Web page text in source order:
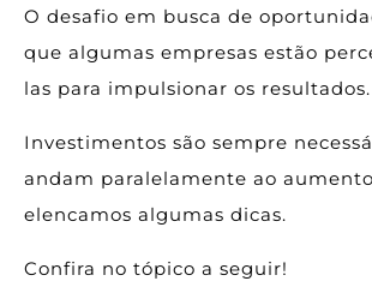
O desafio em busca de
que algumas empresas estão
las para impulsionar os resultados.
Investimentos são sempre
andam paralelamente ao
elencamos algumas dicas.
Confira no tópico a seguir!